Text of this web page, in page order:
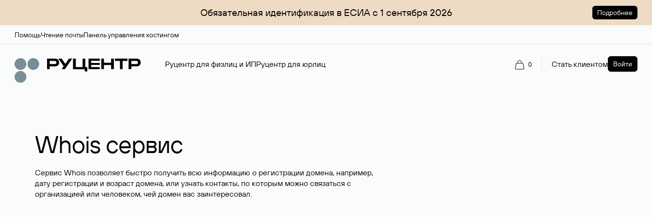
Обязательная идентификация в ЕСИА с 1 сентября 2026 Подробнее
ПомощьЧтение почтыПанель управления хостингом
Руцентр для физлиц и ИПРуцентр для юрлиц 0 Стать клиентом Войти
Whois сервис
Сервис Whois позволяет быстро получить всю информацию о регистрации домена, например,
дату регистрации и возраст домена, или узнать контакты, по которым можно связаться с
организацией или человеком, чей домен вас заинтересовал.